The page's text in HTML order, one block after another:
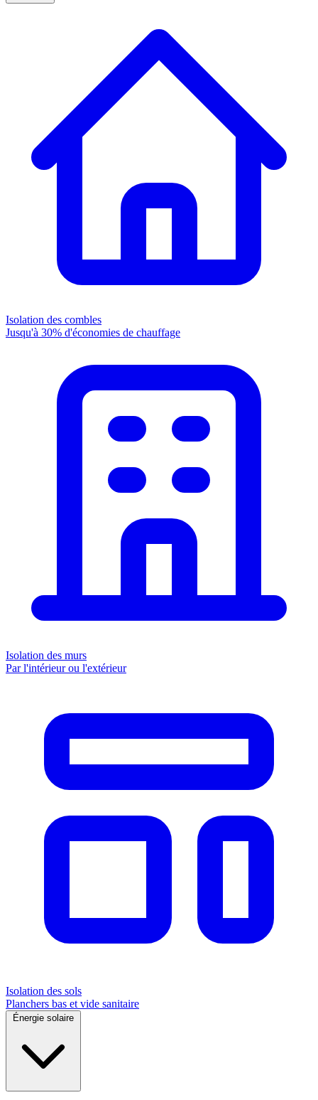
Isolation des combles
Jusqu'à 30% d'économies de chauffage
Isolation des murs
Par l'intérieur ou l'extérieur
Isolation des sols
Planchers bas et vide sanitaire